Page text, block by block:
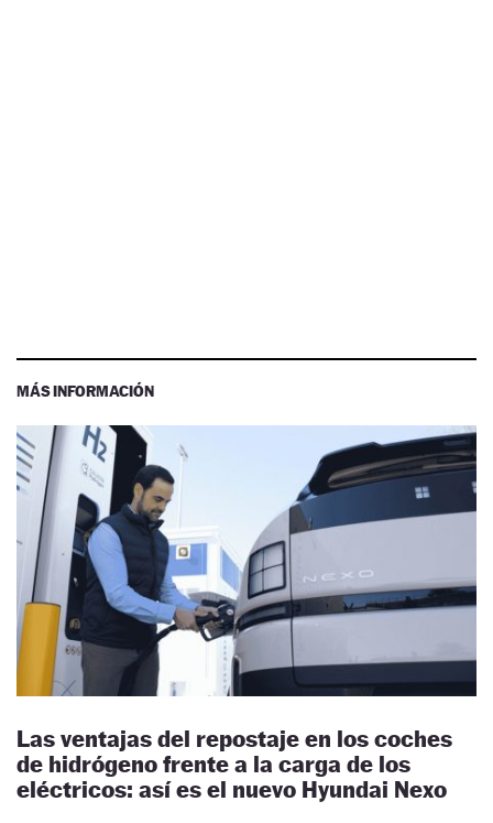
MÁS INFORMACIÓN
Las ventajas del repostaje en los coches
de hidrógeno frente a la carga de los
eléctricos: así es el nuevo Hyundai Nexo